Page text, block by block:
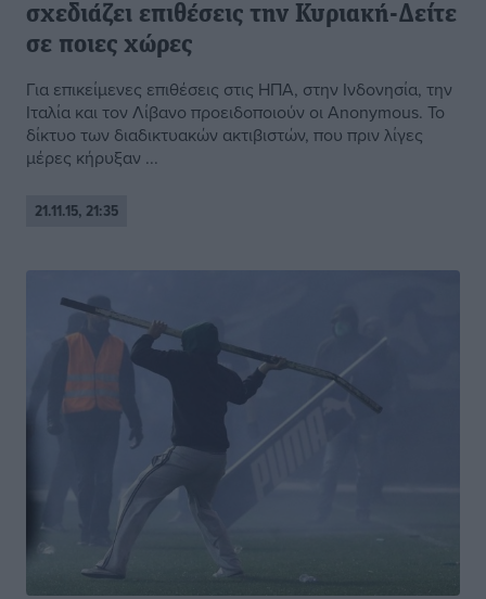
σχεδιάζει επιθέσεις την Κυριακή-Δείτε
σε ποιες χώρες
Για επικείμενες επιθέσεις στις ΗΠΑ, στην Ινδονησία, την
Ιταλία και τον Λίβανο προειδοποιούν οι Anonymous. Το
δίκτυο των διαδικτυακών ακτιβιστών, που πριν λίγες
μέρες κήρυξαν ...
21.11.15, 21:35